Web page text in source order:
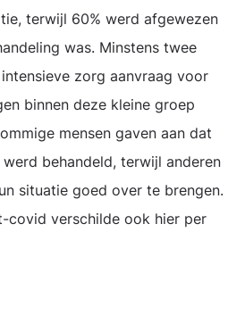
terwijl 60% werd afgewezen
was. Minstens twee
zorg aanvraag voor
binnen deze kleine groep
mensen gaven aan dat
behandeld, terwijl anderen
situatie goed over te brengen.
covid verschilde ook hier per